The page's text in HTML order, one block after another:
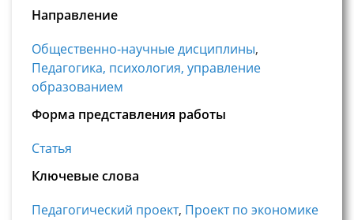
Направление
Общественно-научные дисциплины,
Педагогика, психология, управление
образованием
Форма представления работы
Статья
Ключевые слова
Педагогический проект, Проект по экономике